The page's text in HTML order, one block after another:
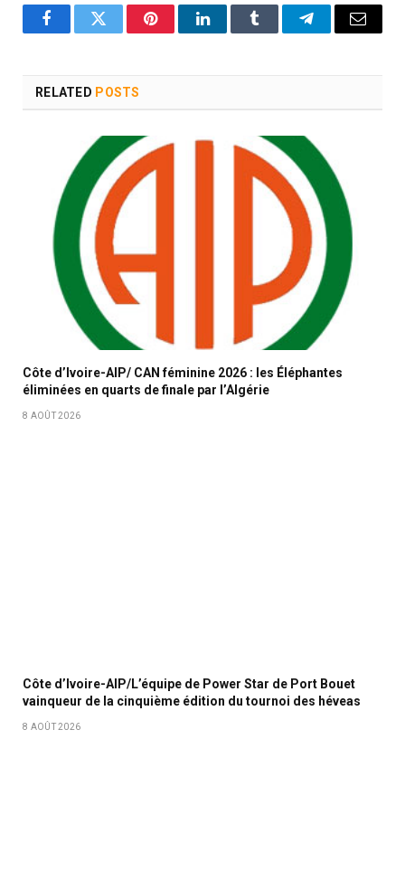
FacebookTwitter PinterestLinkedInTumblr TelegramEmail
RELATED POSTS
Côte d’Ivoire-AIP/ CAN féminine 2026 : les Éléphantes
éliminées en quarts de finale par l’Algérie
8 AOÛT 2026
Côte d’Ivoire-AIP/L’équipe de Power Star de Port Bouet
vainqueur de la cinquième édition du tournoi des héveas
8 AOÛT 2026